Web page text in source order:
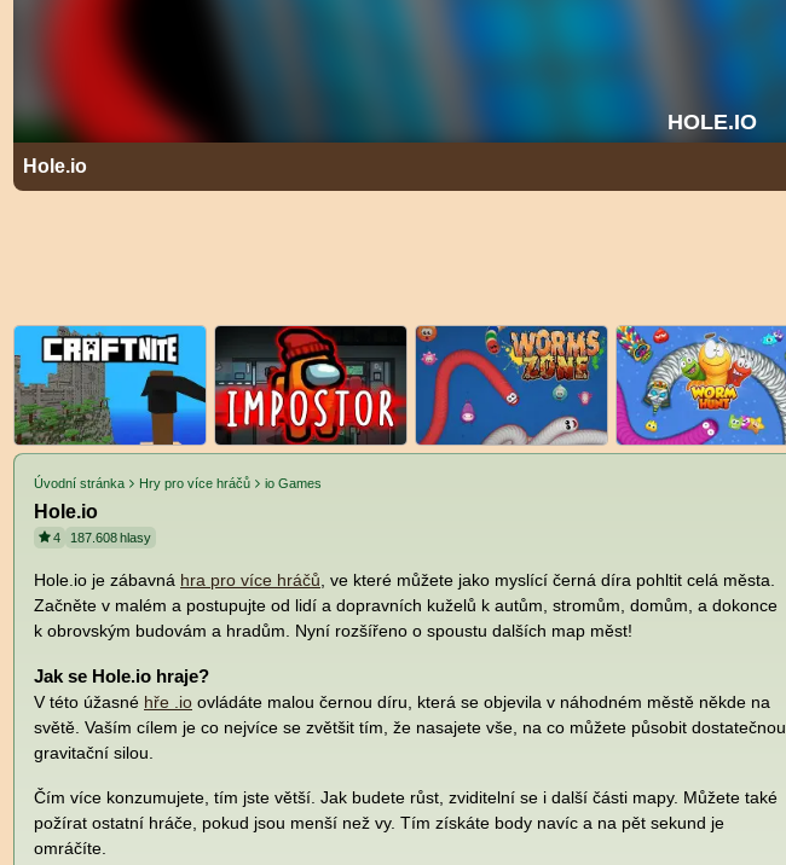
Hole.io
Úvodní stránka Hry pro více hráčů io Games
Hole.io
4 187.608hlasy
Hole.io je zábavná hra pro více hráčů , ve které můžete jako myslící černá díra pohltit celá města.
Začněte v malém a postupujte od lidí a dopravních kuželů k autům, stromům, domům, a dokonce
k obrovským budovám a hradům. Nyní rozšířeno o spoustu dalších map měst!
Jak se Hole.io hraje?
V této úžasné hře .io ovládáte malou černou díru, která se objevila v náhodném městě někde na
světě. Vaším cílem je co nejvíce se zvětšit tím, že nasajete vše, na co můžete působit dostatečnou
gravitační silou.
Čím více konzumujete, tím jste větší. Jak budete růst, zviditelní se i další části mapy. Můžete také
požírat ostatní hráče, pokud jsou menší než vy. Tím získáte body navíc a na pět sekund je
omráčíte.